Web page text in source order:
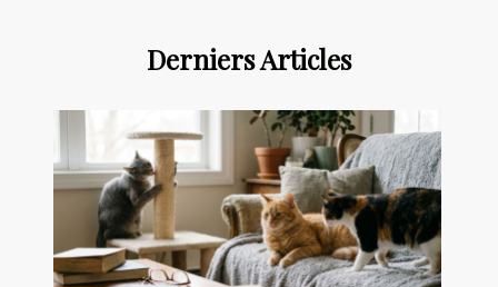
Derniers Articles